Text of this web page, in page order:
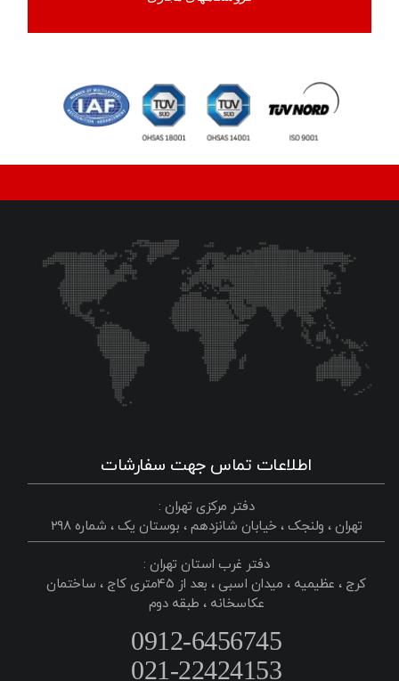
اطلاعات تماس جهت سفارشات
دفتر مرکزی تهران :
تهران ، ولنجک ، خیابان شانزدهم ، بوستان یک ، شماره ۲۹۸
دفتر غرب استان تهران :
کرج ، عظیمیه ، میدان اسبی ، بعد از ۴۵متری کاج ، ساختمان
عکاسخانه ، طبقه دوم
0912-6456745
021-22424153